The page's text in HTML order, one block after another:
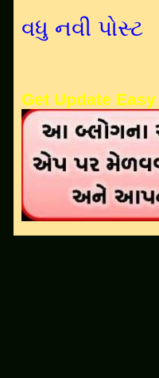
વધુ નવી પોસ્ટ
Get Update Easy